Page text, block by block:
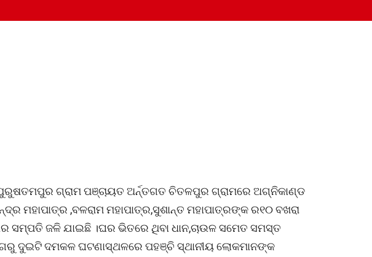
ଗ୍ରାମ ପଞ୍ଚାୟତ ଅର୍ନ୍ତଗତ ଚିତଳପୁର ଗ୍ରାମରେ ଅଗ୍ନିକାଣ୍ଡ
ମହାପାତ୍ର ,ବଳରାମ ମହାପାତ୍ର,ସୁଶାନ୍ତ ମହାପାତ୍ରଙ୍କ ର୧୦ ବଖରା
ସମ୍ପତି ଜଳି ଯାଇଛି ।ଘର ଭିତରେ ଥିବା ଧାନ,ଚାଉଳ ସମେତ ସମସ୍ତ
ଦୁଇଟି ଦମକଳ ଘଟଣାସ୍ଥଳରେ ପହଞ୍ଚି ସ୍ଥାନୀୟ ଲୋକମାନଙ୍କ